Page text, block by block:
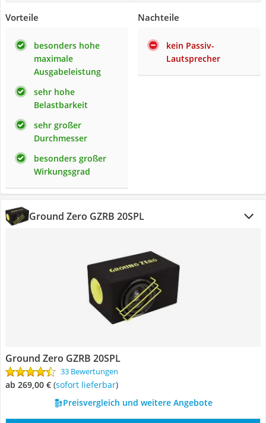
Vorteile
besonders hohe
maximale
Ausgabeleistung
sehr hohe
Belastbarkeit
sehr großer
Durchmesser
besonders großer
Wirkungsgrad
Nachteile
kein Passiv-
Lautsprecher
Ground Zero GZRB 20SPL
Ground Zero GZRB 20SPL
33 Bewertungen
ab 269,00 € ( Sofort lieferbar)
Preisvergleich und weitere Angebote